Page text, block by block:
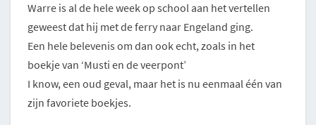
Warre is al de hele week op school aan het vertellen
geweest dat hij met de ferry naar Engeland ging.
Een hele belevenis om dan ook echt, zoals in het
boekje van ‘Musti en de veerpont’
I know, een oud geval, maar het is nu eenmaal één van
zijn favoriete boekjes.